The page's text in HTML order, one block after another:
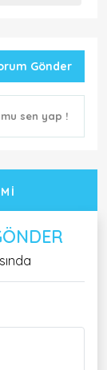
Gönder
sen yap !